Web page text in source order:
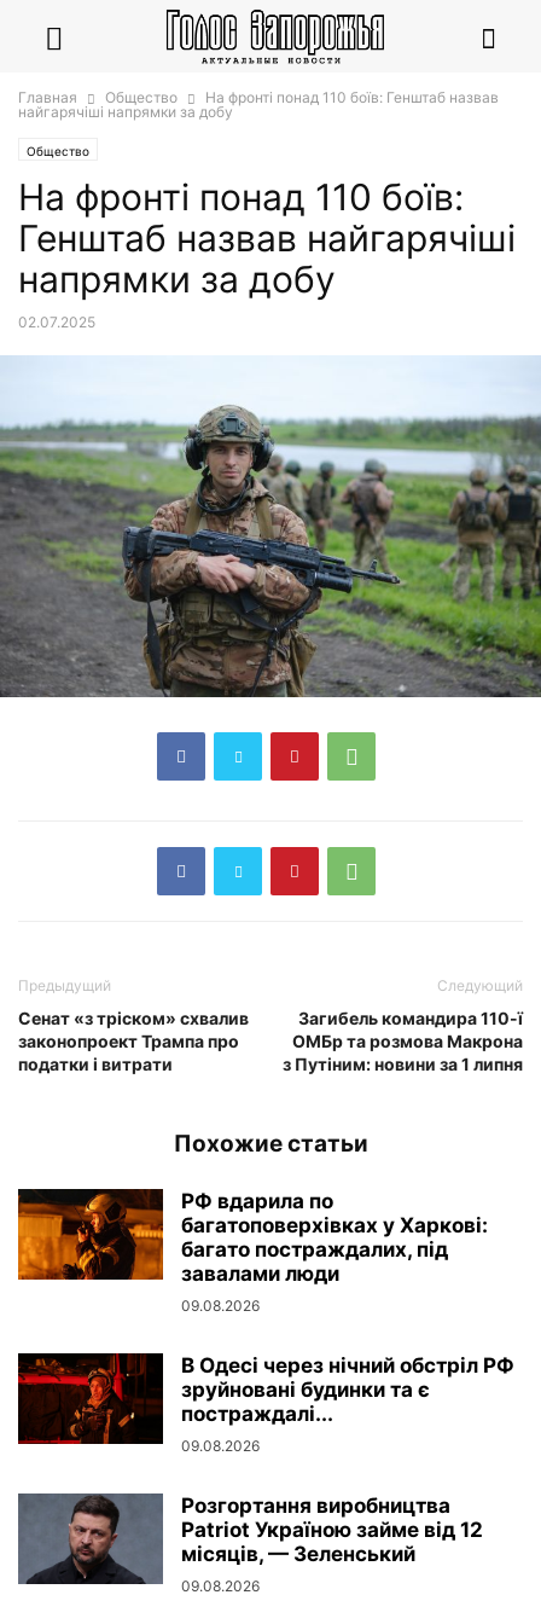
Главная Общество
На фронті понад 110 боїв: Генштаб назвав
найгарячіші напрямки за добу
Общество
На фронті понад 110 боїв:
Генштаб назвав найгарячіші
напрямки за добу
02.07.2025
Предыдущий
Сенат «з тріском» схвалив
законопроект Трампа про
податки і витрати
Следующий
Загибель командира 110-ї
ОМБр та розмова Макрона
з Путіним: новини за 1 липня
Похожие статьи
РФ вдарила по
багатоповерхівках у Харкові:
багато постраждалих, під
завалами люди
09.08.2026
В Одесі через нічний обстріл РФ
зруйновані будинки та є
постраждалі...
09.08.2026
Розгортання виробництва
Patriot Україною займе від 12
місяців, — Зеленський
09.08.2026